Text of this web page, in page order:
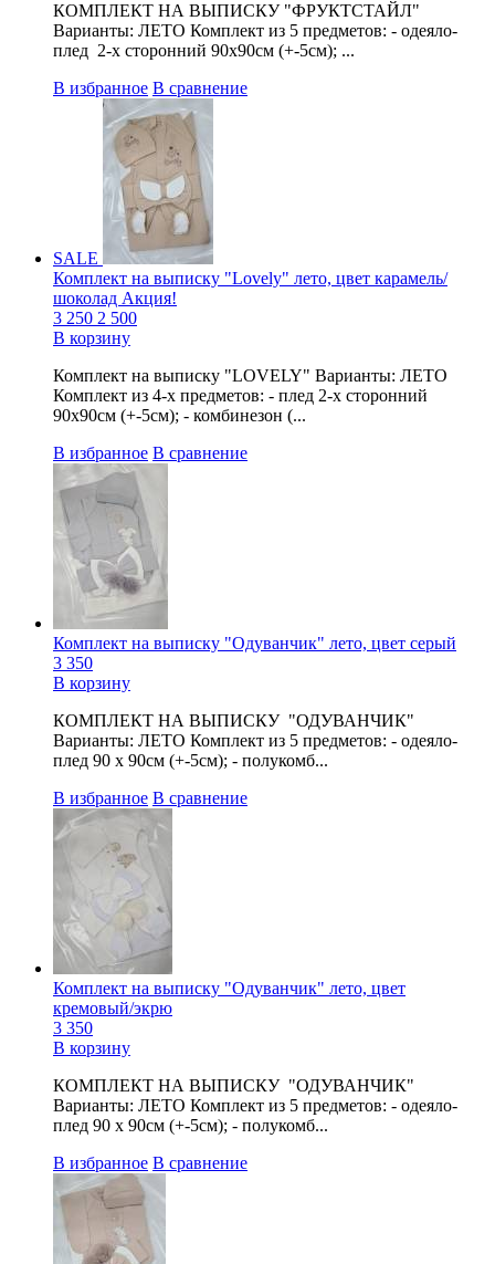
КОМПЛЕКТ НА ВЫПИСКУ "ФРУКТСТАЙЛ"
Варианты: ЛЕТО Комплект из 5 предметов: - одеяло-
плед 2-х сторонний 90х90см (+-5см); ...
В избранное В сравнение
SALE
Комплект на выписку "Lovely" лето, цвет карамель/
шоколад Акция!
3 250 2 500
В корзину
Комплект на выписку "LOVELY" Варианты: ЛЕТО
Комплект из 4-х предметов: - плед 2-х сторонний
90х90см (+-5см); - комбинезон (...
В избранное В сравнение
Комплект на выписку "Одуванчик" лето, цвет серый
3 350
В корзину
КОМПЛЕКТ НА ВЫПИСКУ "ОДУВАНЧИК"
Варианты: ЛЕТО Комплект из 5 предметов: - одеяло-
плед 90 х 90см (+-5см); - полукомб...
В избранное В сравнение
Комплект на выписку "Одуванчик" лето, цвет
кремовый/экрю
3 350
В корзину
КОМПЛЕКТ НА ВЫПИСКУ "ОДУВАНЧИК"
Варианты: ЛЕТО Комплект из 5 предметов: - одеяло-
плед 90 х 90см (+-5см); - полукомб...
В избранное В сравнение